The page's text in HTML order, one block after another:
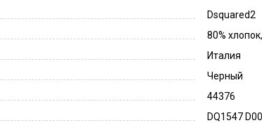
Dsquared2
80%
Италия
Черный
44376
DQ1547